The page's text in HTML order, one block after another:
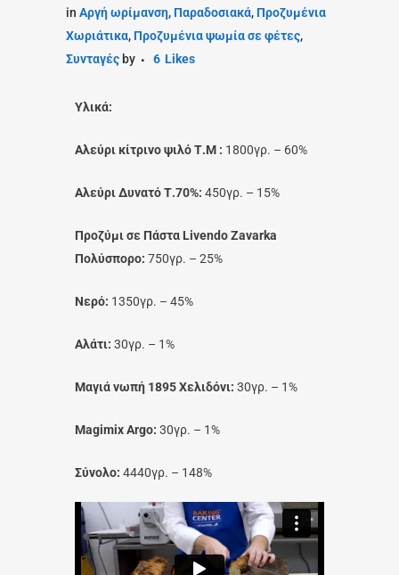
in Αργή ωρίμανση,Παραδοσιακά,Προζυμένια
Χωριάτικα,Προζυμένια ψωμία σε φέτες,
Συνταγές by 6 Likes
Υλικά:
Αλεύρι κίτρινο ψιλό Τ.Μ : 1800γρ. – 60%
Αλεύρι Δυνατό Τ.70%: 450γρ. – 15%
Προζύμι σε Πάστα Livendo Zavarka
Πολύσπορο: 750γρ. – 25%
Νερό: 1350γρ. – 45%
Αλάτι: 30γρ. – 1%
Μαγιά νωπή 1895 Χελιδόνι: 30γρ. – 1%
Magimix Argo: 30γρ. – 1%
Σύνολο: 4440γρ. – 148%